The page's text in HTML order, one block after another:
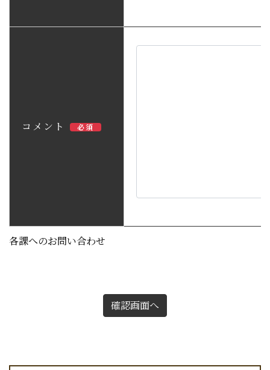
各課へのお問い合わせ
コメント 必須
確認画面へ